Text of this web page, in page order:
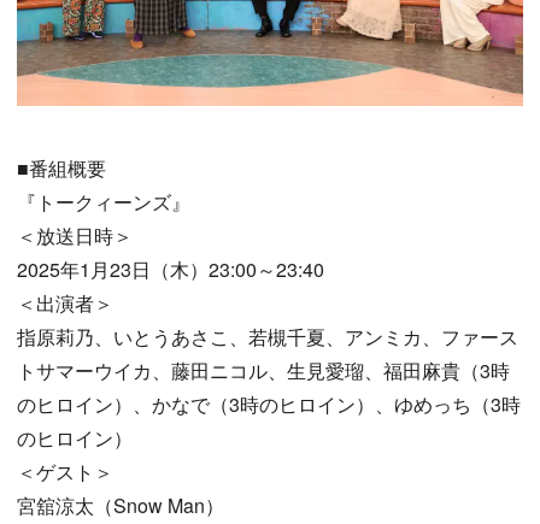
■番組概要
『トークィーンズ』
＜放送日時＞
2025年1月23日（木）23:00～23:40
＜出演者＞
指原莉乃、いとうあさこ、若槻千夏、アンミカ、ファース
トサマーウイカ、藤田ニコル、生見愛瑠、福田麻貴（3時
のヒロイン）、かなで（3時のヒロイン）、ゆめっち（3時
のヒロイン）
＜ゲスト＞
宮舘涼太（Snow Man）